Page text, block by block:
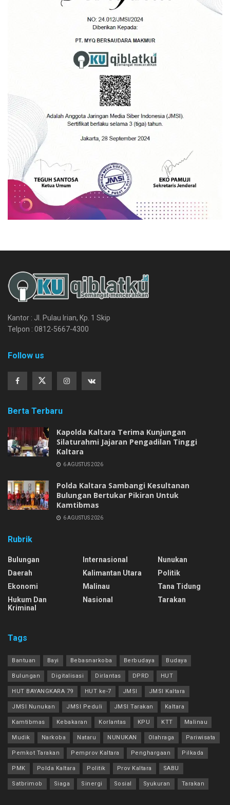
Kantor : Jl. Pulau Irian, Kp. 1 Skip
Telpon : 0812-5667-4300
Follow us
Berta Terbaru
Kapolda Kaltara Terima Kunjungan
Silaturahmi Jajaran Pengadilan Tinggi
Kaltara
6 AGUSTUS 2026
Polda Kaltara Sambangi Kesultanan
Bulungan Bertukar Pikiran Untuk
Kamtibmas
6 AGUSTUS 2026
Rubrik
Bulungan
Daerah
Ekonomi
Hukum Dan
Kriminal
Internasional
Kalimantan Utara
Malinau
Nasional
Nunukan
Politik
Tana Tidung
Tarakan
Tags
Bantuan Bayi Bebasnarkoba Berbudaya Budaya
Bulungan Digitalisasi Dirlantas DPRD HUT
HUT BAYANGKARA 79 HUT ke-7 JMSI JMSI Kaltara
JMSI Nunukan JMSI Peduli JMSI Tarakan Kaltara
Kamtibmas Kebakaran Korlantas KPU KTT Malinau
Mudik Narkoba Nataru NUNUKAN Olahraga Pariwisata
Pemkot Tarakan Pemprov Kaltara Penghargaan Pilkada
PMK Polda Kaltara Politik Prov Kaltara SABU
Satbrimob Siaga Sinergi Sosial Syukuran Tarakan